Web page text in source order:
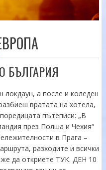
БЪЛГАРИЯ
локдаун, а после и коледен
вратата на хотела,
пътеписи: „В
през Полша и Чехия“
в Прага –
разходите и всички
да откриете ТУК. ДЕН 10